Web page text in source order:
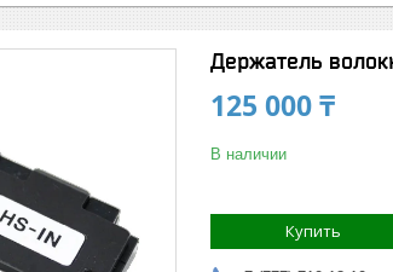
Держатель
125 000 ₸
В наличии
Купить